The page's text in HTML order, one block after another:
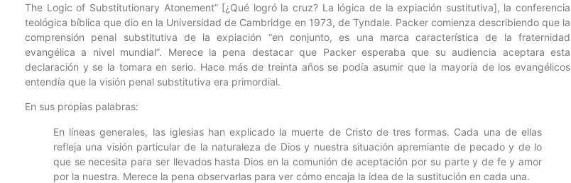
The Logic of Substitutionary Atonement” [¿Qué logró la cruz? La lógica de la expiación sustitutiva], la conferencia
teológica bíblica que dio en la Universidad de Cambridge en 1973, de Tyndale. Packer comienza describiendo que la
comprensión penal substitutiva de la expiación “en conjunto, es una marca característica de la fraternidad
evangélica a nivel mundial”. Merece la pena destacar que Packer esperaba que su audiencia aceptara esta
declaración y se la tomara en serio. Hace más de treinta años se podía asumir que la mayoría de los evangélicos
entendía que la visión penal substitutiva era primordial.
En sus propias palabras:
En líneas generales, las iglesias han explicado la muerte de Cristo de tres formas. Cada una de ellas
refleja una visión particular de la naturaleza de Dios y nuestra situación apremiante de pecado y de lo
que se necesita para ser llevados hasta Dios en la comunión de aceptación por su parte y de fe y amor
por la nuestra. Merece la pena observarlas para ver cómo encaja la idea de la sustitución en cada una.